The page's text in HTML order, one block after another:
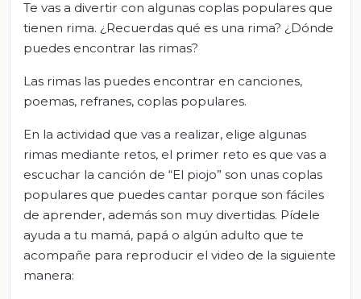
Te vas a divertir con algunas coplas populares que
tienen rima. ¿Recuerdas qué es una rima? ¿Dónde
puedes encontrar las rimas?
Las rimas las puedes encontrar en canciones,
poemas, refranes, coplas populares.
En la actividad que vas a realizar, elige algunas
rimas mediante retos, el primer reto es que vas a
escuchar la canción de “El piojo” son unas coplas
populares que puedes cantar porque son fáciles
de aprender, además son muy divertidas. Pídele
ayuda a tu mamá, papá o algún adulto que te
acompañe para reproducir el video de la siguiente
manera: